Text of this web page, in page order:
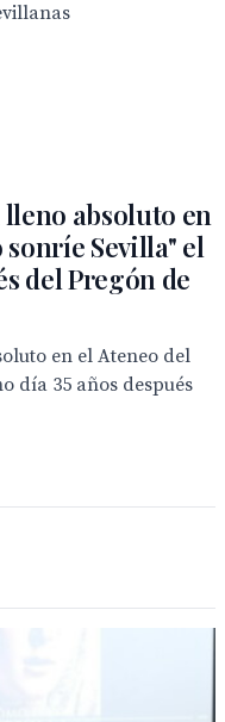
absoluto en
Sevilla" el
del Pregón de
en el Ateneo del
día 35 años después